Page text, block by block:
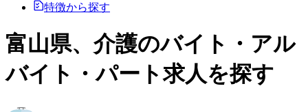
特徴から探す
富山県、介護のバイト・アル
バイト・パート求人を探す